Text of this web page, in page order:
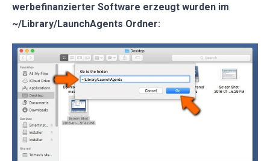
werbefinanzierter Software erzeugt wurden im
~/Library/LaunchAgents Ordner: